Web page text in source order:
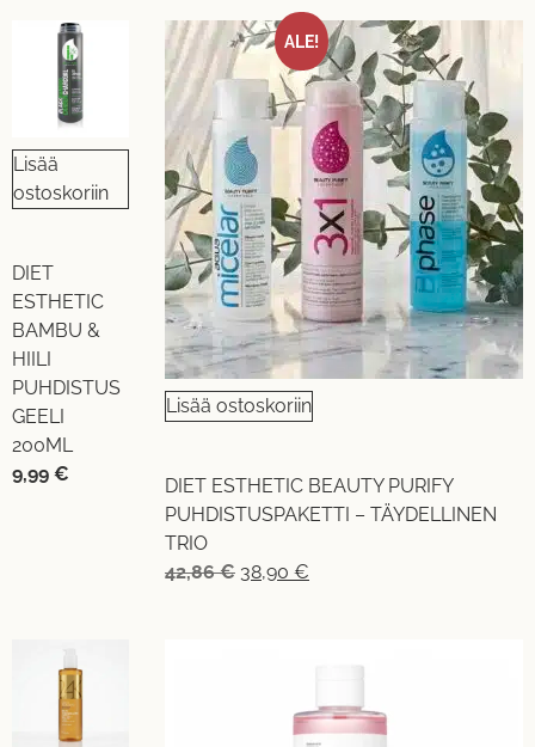
Lisää
ostoskoriin
DIET
ESTHETIC
BAMBU &
HIILI
PUHDISTUS
GEELI
200ML
9,99 €
ALE!
Lisää ostoskoriin
DIET ESTHETIC BEAUTY PURIFY
PUHDISTUSPAKETTI – TÄYDELLINEN
TRIO
42,86€ 38,90 €